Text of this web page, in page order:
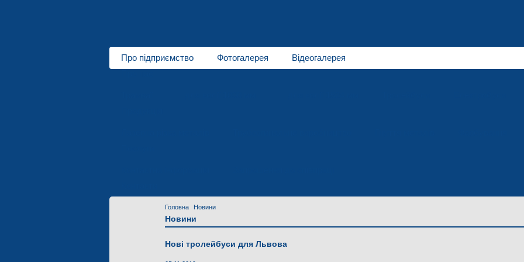
Про підприємство Фотогалерея
Відеогалерея
Головна Новини
Новини
Нові тролейбуси для Львова